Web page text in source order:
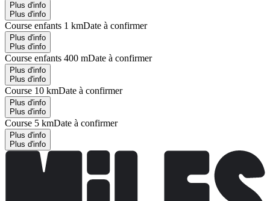
Plus d'info
Plus d'info
Course enfants 1 kmDate à confirmer
Plus d'info
Plus d'info
Course enfants 400 mDate à confirmer
Plus d'info
Plus d'info
Course 10 kmDate à confirmer
Plus d'info
Plus d'info
Course 5 kmDate à confirmer
Plus d'info
Plus d'info